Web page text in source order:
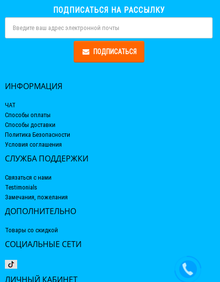
ПОДПИСАТЬСЯ НА РАССЫЛКУ
ПОДПИСАТЬСЯ
ИНФОРМАЦИЯ
ЧАТ
Способы оплаты
Способы доставки
Политика Безопасности
Условия соглашения
СЛУЖБА ПОДДЕРЖКИ
Связаться с нами
Testimonials
Замечания, пожелания
ДОПОЛНИТЕЛЬНО
Товары со скидкой
СОЦИАЛЬНЫЕ СЕТИ
ЛИЧНЫЙ КАБИНЕТ